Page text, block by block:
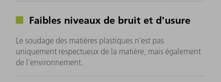
Faibles niveaux de bruit et d'usure
Le soudage des matières plastiques n'est pas
uniquement respectueux de la matière, mais également
de l'environnement.